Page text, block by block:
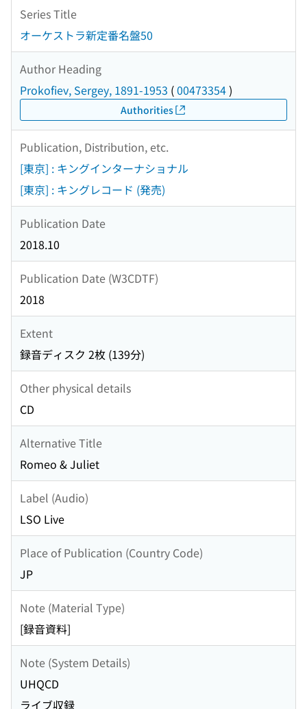
Series Title
オーケストラ新定番名盤50
Author Heading
Prokofiev, Sergey, 1891-1953 (00473354)
Authorities
Publication, Distribution, etc.
[東京] : キングインターナショナル
[東京] : キングレコード (発売)
Publication Date
2018.10
Publication Date (W3CDTF)
2018
Extent
録音ディスク 2枚 (139分)
Other physical details
CD
Alternative Title
Romeo & Juliet
Label (Audio)
LSO Live
Place of Publication (Country Code)
JP
Note (Material Type)
[録音資料]
Note (System Details)
UHQCD
ライブ収録